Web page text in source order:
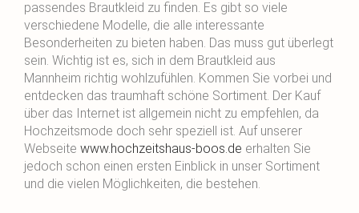
passendes Brautkleid zu finden. Es gibt so viele
verschiedene Modelle, die alle interessante
Besonderheiten zu bieten haben. Das muss gut überlegt
sein. Wichtig ist es, sich in dem Brautkleid aus
Mannheim richtig wohlzufühlen. Kommen Sie vorbei und
entdecken das traumhaft schöne Sortiment. Der Kauf
über das Internet ist allgemein nicht zu empfehlen, da
Hochzeitsmode doch sehr speziell ist. Auf unserer
Webseite www.hochzeitshaus-boos.de erhalten Sie
jedoch schon einen ersten Einblick in unser Sortiment
und die vielen Möglichkeiten, die bestehen.